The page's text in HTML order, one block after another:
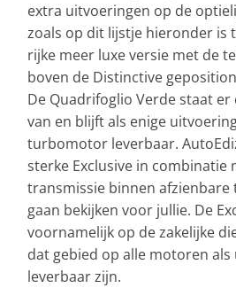
extra uitvoeringen op de
zoals op dit lijstje hieronder is
rijke meer luxe versie met de
boven de Distinctive
De Quadrifoglio Verde staat er
van en blijft als enige
turbomotor leverbaar.
sterke Exclusive in combinatie
transmissie binnen afzienbare
gaan bekijken voor jullie. De
voornamelijk op de zakelijke
dat gebied op alle motoren
leverbaar zijn.